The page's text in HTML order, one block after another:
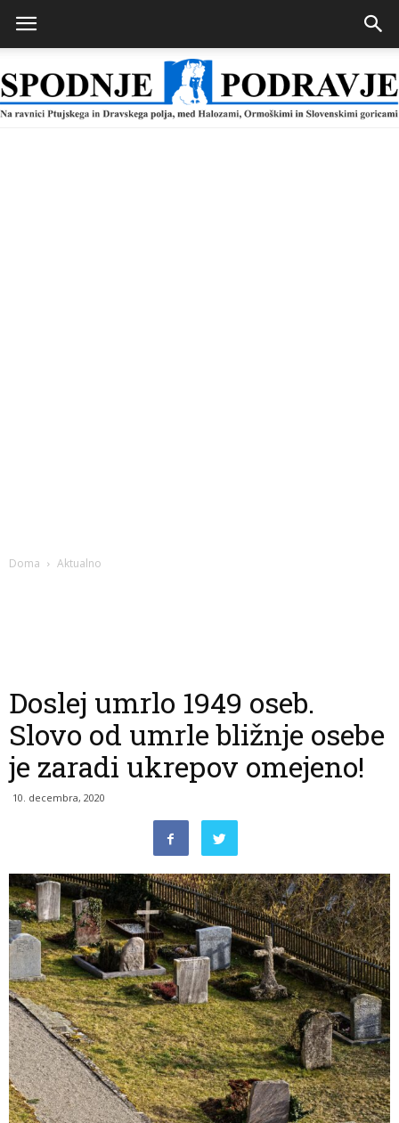
Doma Aktualno
Doslej umrlo 1949 oseb.
Slovo od umrle bližnje osebe
je zaradi ukrepov omejeno!
10. decembra, 2020